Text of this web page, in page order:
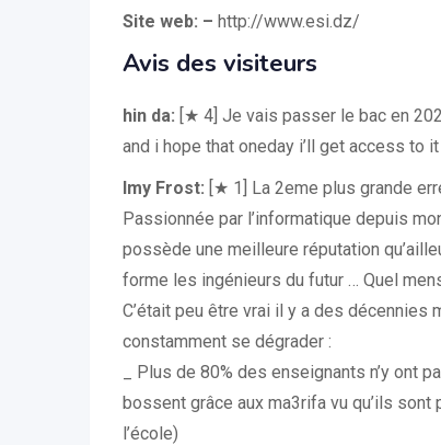
Site web: – http://www.esi.dz/
Avis des visiteurs
hin da: [★ 4] Je vais passer le bac en
and i hope that oneday i’ll get access to it
Imy Frost: [★ 1] La 2eme plus grande
Passionnée par l’informatique depuis
possède une meilleure réputation
forme les ingénieurs du futur … Quel
C’était peu être vrai il y a des décennies
constamment se dégrader :
_ Plus de 80% des enseignants n’y ont
bossent grâce aux ma3rifa vu qu’ils sont
l’école)